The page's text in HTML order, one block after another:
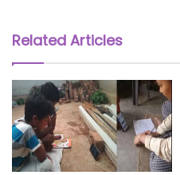
Related Articles